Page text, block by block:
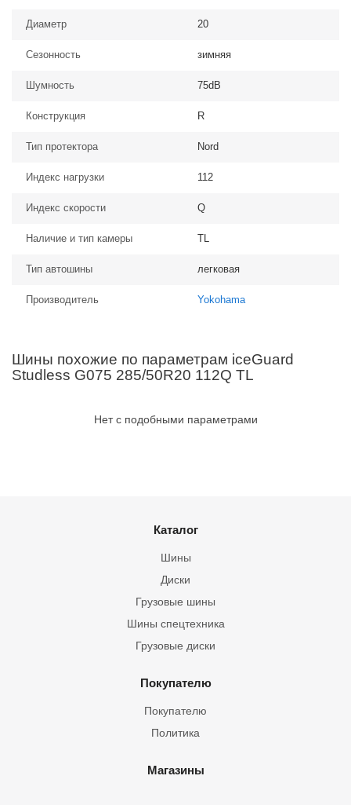
Диаметр 20
Сезонность зимняя
Шумность 75dB
Конструкция R
Тип протектора Nord
Индекс нагрузки 112
Индекс скорости Q
Наличие и тип камеры TL
Тип автошины легковая
Производитель Yokohama
Шины похожие по параметрам iceGuard
Studless G075 285/50R20 112Q TL
Нет с подобными параметрами
Каталог
Шины
Грузовые шины
Шины спецтехника
Диски
Грузовые диски
Покупателю
Покупателю
Политика
Магазины